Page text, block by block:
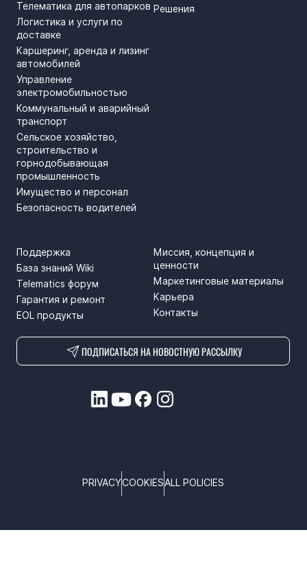
Телематика для автопарков
Логистика и услуги по
доставке
Каршеринг, аренда и лизинг
автомобилей
Управление
электромобильностью
Коммунальный и аварийный
транспорт
Сельское хозяйство,
строительство и
горнодобывающая
промышленность
Имущество и персонал
Безопасность водителей
Решения
Миссия, концепция и
ценности
Маркетинговые материалы
Карьера
Контакты
Поддержка
База знаний Wiki
Telematics форум
Гарантия и ремонт
EOL продукты
ПОДПИСАТЬСЯ НА НОВОСТНУЮ РАССЫЛКУ
PRIVACYCOOKIESALL POLICIES